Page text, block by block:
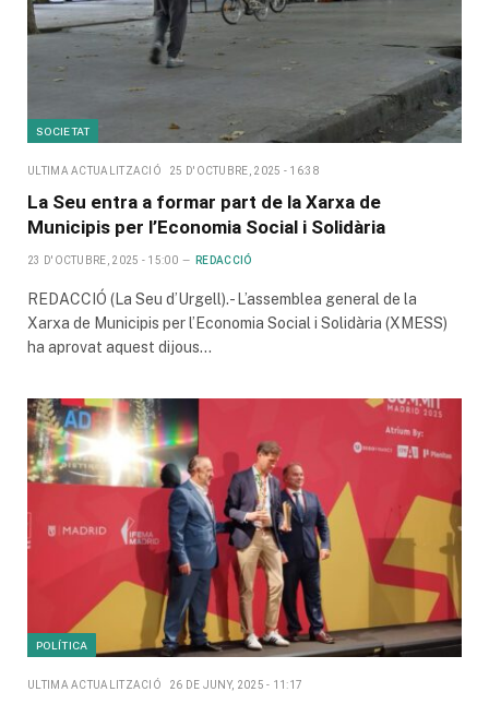
SOCIETAT
ULTIMA ACTUALITZACIÓ 25 D'OCTUBRE, 2025 - 16:38
La Seu entra a formar part de la Xarxa de
Municipis per l’Economia Social i Solidària
23 D'OCTUBRE, 2025 - 15:00 REDACCIÓ
REDACCIÓ (La Seu d’Urgell).- L’assemblea general de la
Xarxa de Municipis per l’Economia Social i Solidària (XMESS)
ha aprovat aquest dijous…
POLÍTICA
ULTIMA ACTUALITZACIÓ 26 DE JUNY, 2025 - 11:17